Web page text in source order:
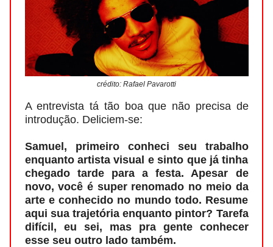
crédito: Rafael Pavarotti
A entrevista tá tão boa que não precisa de
introdução. Deliciem-se:
Samuel, primeiro conheci seu trabalho
enquanto artista visual e sinto que já tinha
chegado tarde para a festa. Apesar de
novo, você é super renomado no meio da
arte e conhecido no mundo todo. Resume
aqui sua trajetória enquanto pintor? Tarefa
difícil, eu sei, mas pra gente conhecer
esse seu outro lado também.